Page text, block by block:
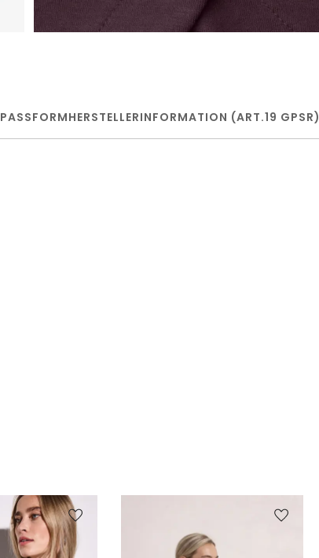
PASSFORMHERSTELLERINFORMATION (ART.19 GPSR)